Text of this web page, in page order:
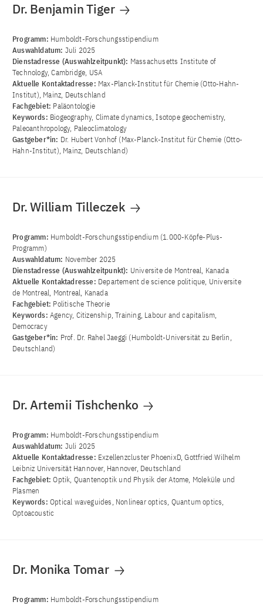
Dr. Benjamin Tiger
Programm: Humboldt-Forschungsstipendium
Auswahldatum: Juli 2025
Dienstadresse (Auswahlzeitpunkt): Massachusetts Institute of
Technology, Cambridge, USA
Aktuelle Kontaktadresse: Max-Planck-Institut für Chemie (Otto-Hahn-
Institut), Mainz, Deutschland
Fachgebiet: Paläontologie
Keywords: Biogeography, Climate dynamics, Isotope geochemistry,
Paleoanthropology, Paleoclimatology
Gastgeber*in: Dr. Hubert Vonhof (Max-Planck-Institut für Chemie (Otto-
Hahn-Institut), Mainz, Deutschland)
Dr. William Tilleczek
Programm: Humboldt-Forschungsstipendium (1.000-Köpfe-Plus-
Programm)
Auswahldatum: November 2025
Dienstadresse (Auswahlzeitpunkt): Universite de Montreal, Kanada
Aktuelle Kontaktadresse: Departement de science politique, Universite
de Montreal, Montreal, Kanada
Fachgebiet: Politische Theorie
Keywords: Agency, Citizenship, Training, Labour and capitalism,
Democracy
Gastgeber*in: Prof. Dr. Rahel Jaeggi (Humboldt-Universität zu Berlin,
Deutschland)
Dr. Artemii Tishchenko
Programm: Humboldt-Forschungsstipendium
Auswahldatum: Juli 2025
Aktuelle Kontaktadresse: Exzellenzcluster PhoenixD, Gottfried Wilhelm
Leibniz Universität Hannover, Hannover, Deutschland
Fachgebiet:Optik, Quantenoptik und Physik der Atome, Moleküle und
Plasmen
Keywords: Optical waveguides, Nonlinear optics, Quantum optics,
Optoacoustic
Dr. Monika Tomar
Programm: Humboldt-Forschungsstipendium